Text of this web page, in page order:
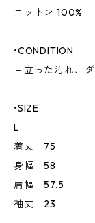
コットン 100%
•CONDITION
目立った汚れ、
•SIZE
L
着丈 75
身幅 58
肩幅 57.5
袖丈 23